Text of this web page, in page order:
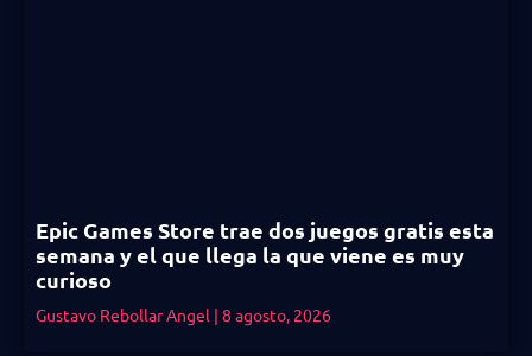
Epic Games Store trae dos juegos gratis esta
semana y el que llega la que viene es muy
curioso
Gustavo Rebollar Angel 8 agosto, 2026